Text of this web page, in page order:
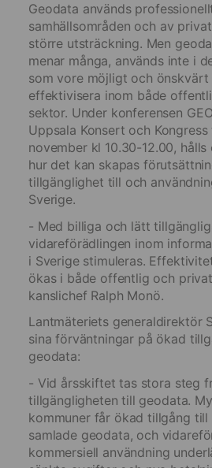
Geodata används
samhällsområden och av
större utsträckning. Men
menar många, används inte i
som vore möjligt och
effektivisera inom både
sektor. Under konferensen
Uppsala Konsert och Kongress
november kl 10.30-12.00,
hur det kan skapas
tillgänglighet till och
Sverige.
- Med billiga och lätt
vidareförädlingen inom
i Sverige stimuleras.
ökas i både offentlig och
kanslichef Ralph Monö.
Lantmäteriets generaldirektör
sina förväntningar på ökad
geodata:
- Vid årsskiftet tas stora steg
tillgängligheten till geodata.
kommuner får ökad tillgång till
samlade geodata, och
kommersiell användning